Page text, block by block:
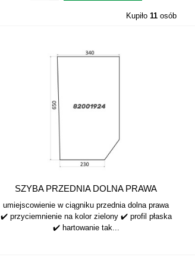
Kupiło 11osób
SZYBA PRZEDNIA DOLNA PRAWA
CASE...
umiejscowienie w ciągniku przednia dolna prawa
✔️ przyciemnienie na kolor zielony ✔️ profil płaska
✔️ hartowanie tak...